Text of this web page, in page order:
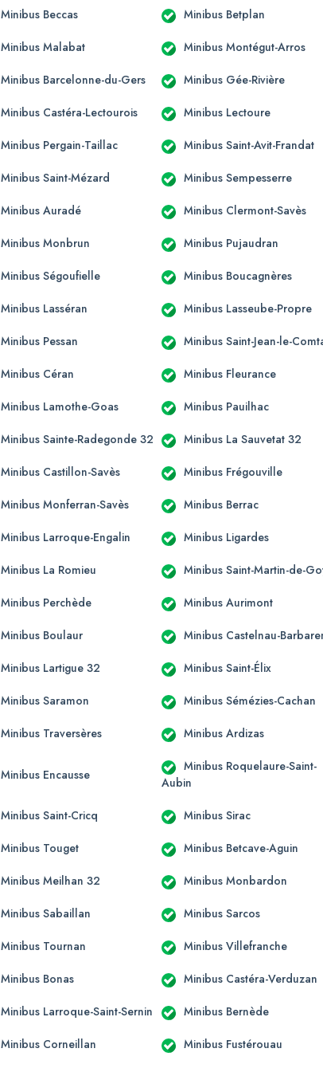
Minibus Beccas Minibus Betplan
Minibus Malabat Minibus Montégut-Arros
Minibus Barcelonne-du-Gers Minibus Gée-Rivière
Minibus Castéra-Lectourois Minibus Lectoure
Minibus Pergain-Taillac Minibus Saint-Avit-Frandat
Minibus Saint-Mézard Minibus Sempesserre
Minibus Auradé Minibus Clermont-Savès
Minibus Monbrun Minibus Pujaudran
Minibus Ségoufielle Minibus Boucagnères
Minibus Lasséran Minibus Lasseube-Propre
Minibus Pessan Minibus Saint-Jean-le-
Minibus Céran Minibus Fleurance
Minibus Lamothe-Goas Minibus Pauilhac
Minibus Sainte-Radegonde 32 Minibus La Sauvetat 32
Minibus Castillon-Savès Minibus Frégouville
Minibus Monferran-Savès Minibus Berrac
Minibus Larroque-Engalin Minibus Ligardes
Minibus La Romieu Minibus Saint-Martin-de-
Minibus Perchède Minibus Aurimont
Minibus Boulaur Minibus Castelnau-
Minibus Lartigue 32 Minibus Saint-Élix
Minibus Saramon Minibus Sémézies-Cachan
Minibus Traversères Minibus Ardizas
Minibus Encausse
Minibus Roquelaure-Saint-
Aubin
Minibus Saint-Cricq Minibus Sirac
Minibus Touget Minibus Betcave-Aguin
Minibus Meilhan 32 Minibus Monbardon
Minibus Sabaillan Minibus Sarcos
Minibus Tournan Minibus Villefranche
Minibus Bonas Minibus Castéra-Verduzan
Minibus Larroque-Saint-Sernin Minibus Bernède
Minibus Corneillan Minibus Fustérouau